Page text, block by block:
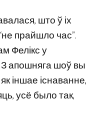
што ў іх
прайшло час”.
Фелікс у
З апошняга шоў вы
іншае існаванне,
усё было так,